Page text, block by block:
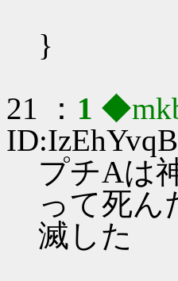
}
21 ： 1
ID:IzEhYvqB
プチAは
って死ん
滅した